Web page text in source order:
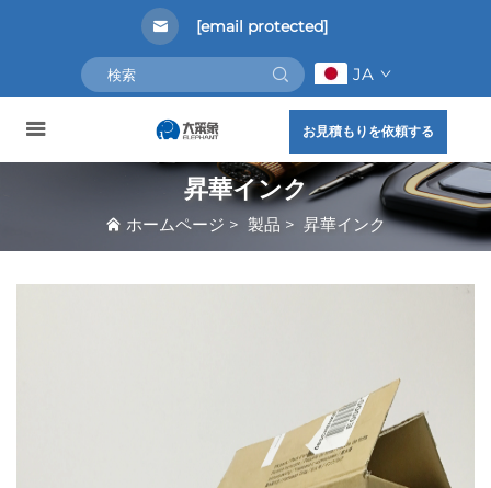
[email protected]
JA
お見積もりを依頼する
昇華インク
ホームページ > 製品 > 昇華インク